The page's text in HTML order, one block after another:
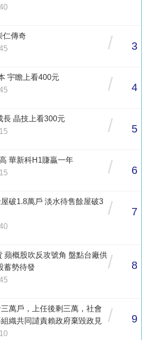
仁傳奇
/ 3
宇瞻上看400元
/ 4
長 晶技上看300元
/ 5
華新科H1賺贏一年
/ 6
破1.8萬戶 淡水待售餘屋破3 / 7
蘋概股吹反攻號角 盤點台廠供
蓄勢待發
/ 8
萬戶，上任後剩三萬，社會
織共同譴責賴政府棄毀政見
/ 9